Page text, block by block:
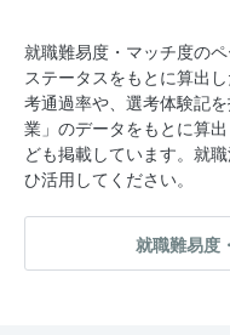
就職難易度・マッチ度の
ステータスをもとに算出
考通過率や、選考体験記
業」のデータをもとに算
ども掲載しています。就
ひ活用してください。
就職難易度